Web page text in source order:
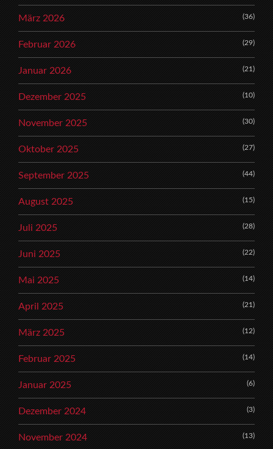
März 2026 (36)
Februar 2026 (29)
Januar 2026 (21)
Dezember 2025 (10)
November 2025 (30)
Oktober 2025 (27)
September 2025 (44)
August 2025 (15)
Juli 2025 (28)
Juni 2025 (22)
Mai 2025 (14)
April 2025 (21)
März 2025 (12)
Februar 2025 (14)
Januar 2025 (6)
Dezember 2024 (3)
November 2024 (13)